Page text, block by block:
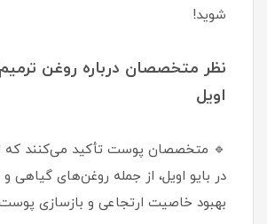
شوید!
نظر متخصصان درباره روغن
اویل
🔹 متخصصان پوست تأکید می‌کنند که
بهبود خاصیت ارتجاعی و بازسازی